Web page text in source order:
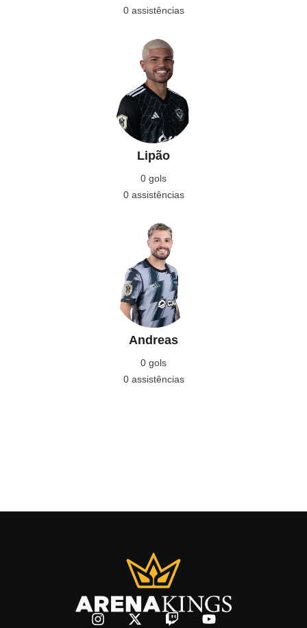
0 assistências
Lipão
0 gols
0 assistências
Andreas
0 gols
0 assistências